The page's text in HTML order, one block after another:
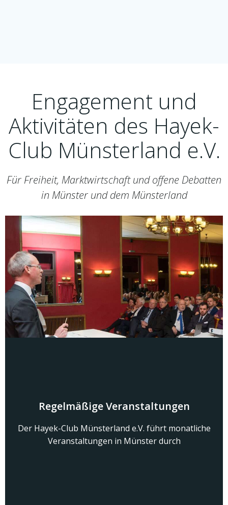
Engagement und
Aktivitäten des Hayek-
Club Münsterland e.V.
Für Freiheit, Marktwirtschaft und offene Debatten
in Münster und dem Münsterland
Regelmäßige Veranstaltungen
Der Hayek-Club Münsterland e.V. führt monatliche
Veranstaltungen in Münster durch